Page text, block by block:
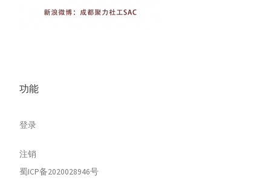
功能
登录
注销
蜀ICP备2020028946号